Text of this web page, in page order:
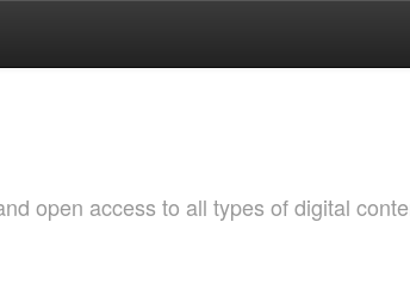
open access to all types of digital